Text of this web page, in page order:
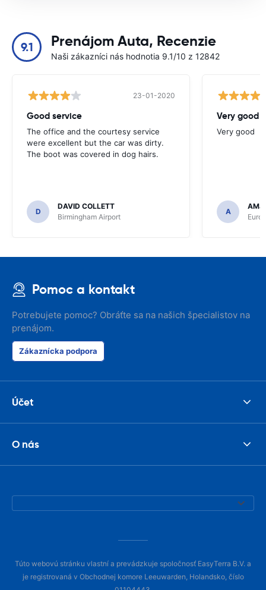
9.1 Prenájom Auta, Recenzie
Naši zákazníci nás hodnotia 9.1/10 z 12842
23-01-2020
Good service
The office and the courtesy service
were excellent but the car was dirty.
The boot was covered in dog hairs.
D
DAVID COLLETT
Birmingham Airport
Very good
Very good
A
Pomoc a kontakt
Potrebujete pomoc? Obráťte sa na našich špecialistov na
prenájom.
Zákaznícka podpora
Účet
O nás
Túto webovú stránku vlastní a prevádzkuje spoločnosť EasyTerra B.V. a
je registrovaná v Obchodnej komore Leeuwarden, Holandsko, číslo